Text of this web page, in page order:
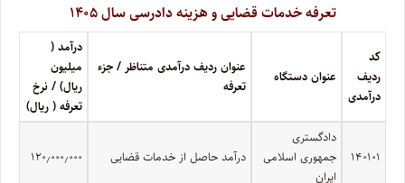
تعرفه خدمات قضایی و هزینه دادرسی سال ۱۴۰۵
کد
ردیف
درآمدی
عنوان دستگاه
عنوان ردیف درآمدی متناظر / جزء
تعرفه
درآمد (
میلیون
ریال) / نرخ
تعرفه ( ریال)
۱۴۰۱۰۱
دادگستری
جمهوری اسلامی
ایران
درآمد حاصل از خدمات قضایی ۱۲۰٫۰۰۰٫۰۰۰